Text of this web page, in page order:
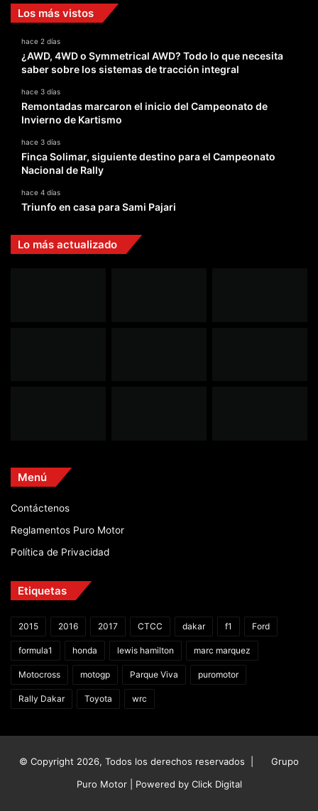
Los más vistos
hace 2 días
¿AWD, 4WD o Symmetrical AWD? Todo lo que necesita
saber sobre los sistemas de tracción integral
hace 3 días
Remontadas marcaron el inicio del Campeonato de
Invierno de Kartismo
hace 3 días
Finca Solimar, siguiente destino para el Campeonato
Nacional de Rally
hace 4 días
Triunfo en casa para Sami Pajari
Lo más actualizado
Menú
Contáctenos
Reglamentos Puro Motor
Política de Privacidad
Etiquetas
2015 2016 2017 CTCC dakar f1 Ford
formula1 honda lewis hamilton marc marquez
Motocross motogp Parque Viva puromotor
Rally Dakar Toyota wrc
© Copyright 2026, Todos los derechos reservados |
Grupo
Puro Motor | Powered by Click Digital